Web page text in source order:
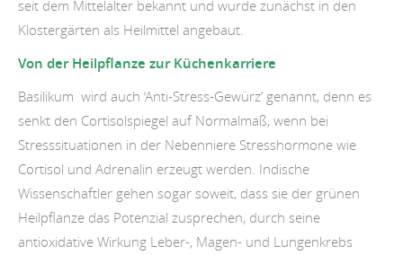
seit dem Mittelalter bekannt und wurde zunächst in den
Klostergärten als Heilmittel angebaut.
Von der Heilpflanze zur Küchenkarriere
Basilikum wird auch ‘Anti-Stress-Gewürz’ genannt, denn es
senkt den Cortisolspiegel auf Normalmaß, wenn bei
Stresssituationen in der Nebenniere Stresshormone wie
Cortisol und Adrenalin erzeugt werden. Indische
Wissenschaftler gehen sogar soweit, dass sie der grünen
Heilpflanze das Potenzial zusprechen, durch seine
antioxidative Wirkung Leber-, Magen- und Lungenkrebs